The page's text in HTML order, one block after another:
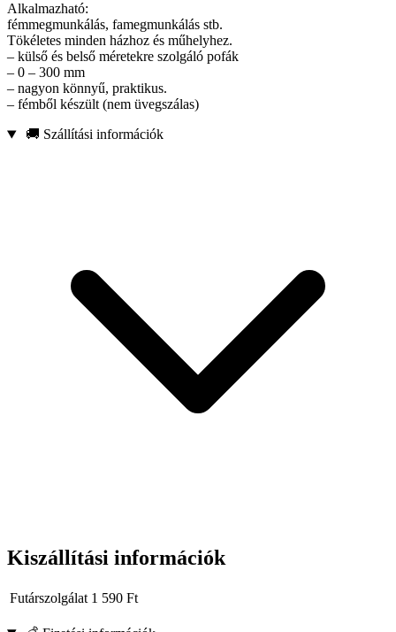
Alkalmazható:
fémmegmunkálás, famegmunkálás stb.
Tökéletes minden házhoz és műhelyhez.
– külső és belső méretekre szolgáló pofák
– 0 – 300 mm
– nagyon könnyű, praktikus.
– fémből készült (nem üvegszálas)
🚚 Szállítási információk
Kiszállítási információk
Futárszolgálat 1 590 Ft